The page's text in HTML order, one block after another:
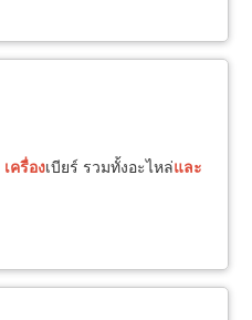
เครื่องเบียร์ รวมทั้งอะไหล่และ